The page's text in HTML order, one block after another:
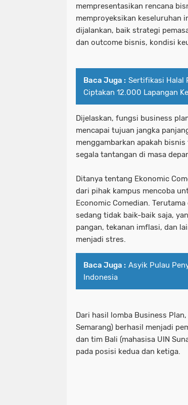
mempresentasikan rencana
memproyeksikan keseluruhan
dijalankan, baik strategi
dan outcome bisnis, kondisi
Baca Juga : Sertifikasi Halal
Ciptakan 12.000 Lapangan
Dijelaskan, fungsi business
mencapai tujuan jangka
menggambarkan apakah
segala tantangan di masa
Ditanya tentang Ekonomic
dari pihak kampus mencoba
Economic Comedian.
sedang tidak baik-baik saja,
pangan, tekanan imflasi, dan
menjadi stres.
Baca Juga : Asyik Pulau
Indonesia
Dari hasil lomba Business
Semarang) berhasil menjadi
dan tim Bali (mahasisa UIN
pada posisi kedua dan ketiga.